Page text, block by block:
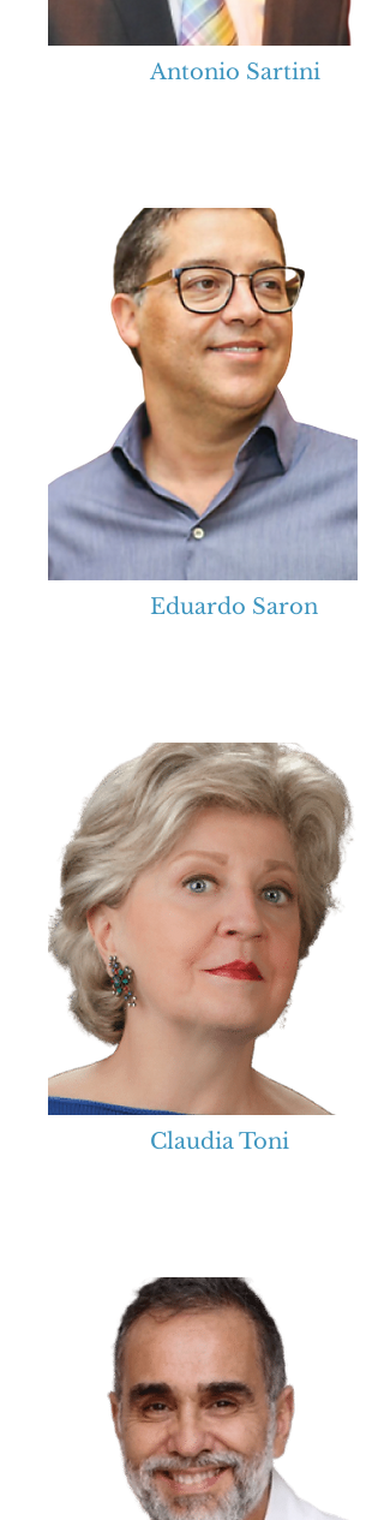
Antonio Sartini
Eduardo Saron
Claudia Toni